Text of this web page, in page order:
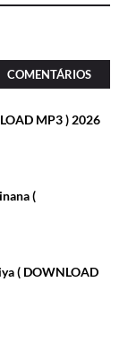
COMENTÁRIOS
MP3 ) 2026
(
( DOWNLOAD